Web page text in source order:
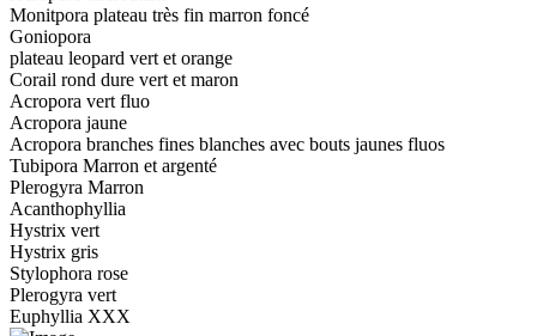
Monitpora plateau très fin marron foncé
Goniopora
plateau leopard vert et orange
Corail rond dure vert et maron
Acropora vert fluo
Acropora jaune
Acropora branches fines blanches avec bouts jaunes fluos
Tubipora Marron et argenté
Plerogyra Marron
Acanthophyllia
Hystrix vert
Hystrix gris
Stylophora rose
Plerogyra vert
Euphyllia XXX